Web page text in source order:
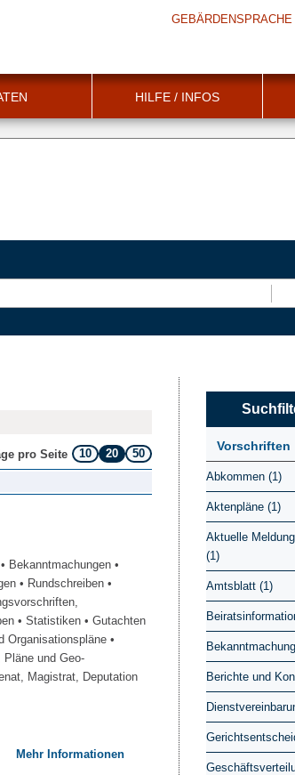
GEBÄRDENSPRACHE
HILFE / INFOS
pro Seite 10 20 50
• Bekanntmachungen •
• Rundschreiben •
• Statistiken • Gutachten
Organisationspläne •
Pläne und Geo-
Magistrat, Deputation
Mehr Informationen
Vorschriften
Abkommen (1)
Aktenpläne (1)
Aktuelle
(1)
Amtsblatt (1)
Berichte und